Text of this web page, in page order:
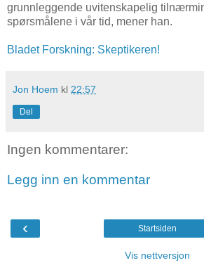
grunnleggende uvitenskapelig
spørsmålene i vår tid, mener han.
Bladet Forskning: Skeptikeren!
Jon Hoem kl 22:57
Del
Ingen kommentarer:
Legg inn en kommentar
‹ Startsiden
Vis nettversjon